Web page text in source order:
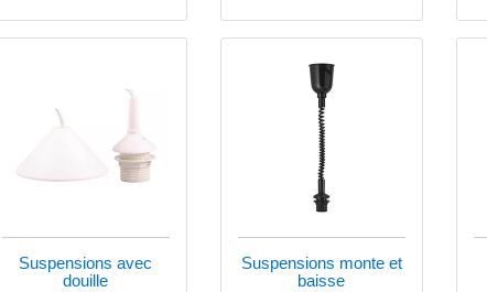
Suspensions avec
douille
Suspensions monte et
baisse